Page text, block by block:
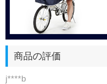
商品の評価
j****b